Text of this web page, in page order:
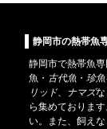
静岡市の熱帯魚
静岡市で熱帯魚
魚 ・ 古代魚 ・ 珍魚
リッド、 ナマズ
ら集めておりま
い。また、飼え